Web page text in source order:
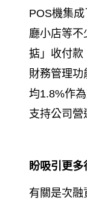
POS機集
廳小店等不
掂」收付款
財務管理功
均1.8%作
支持公司營
盼吸引更多
有關是次融